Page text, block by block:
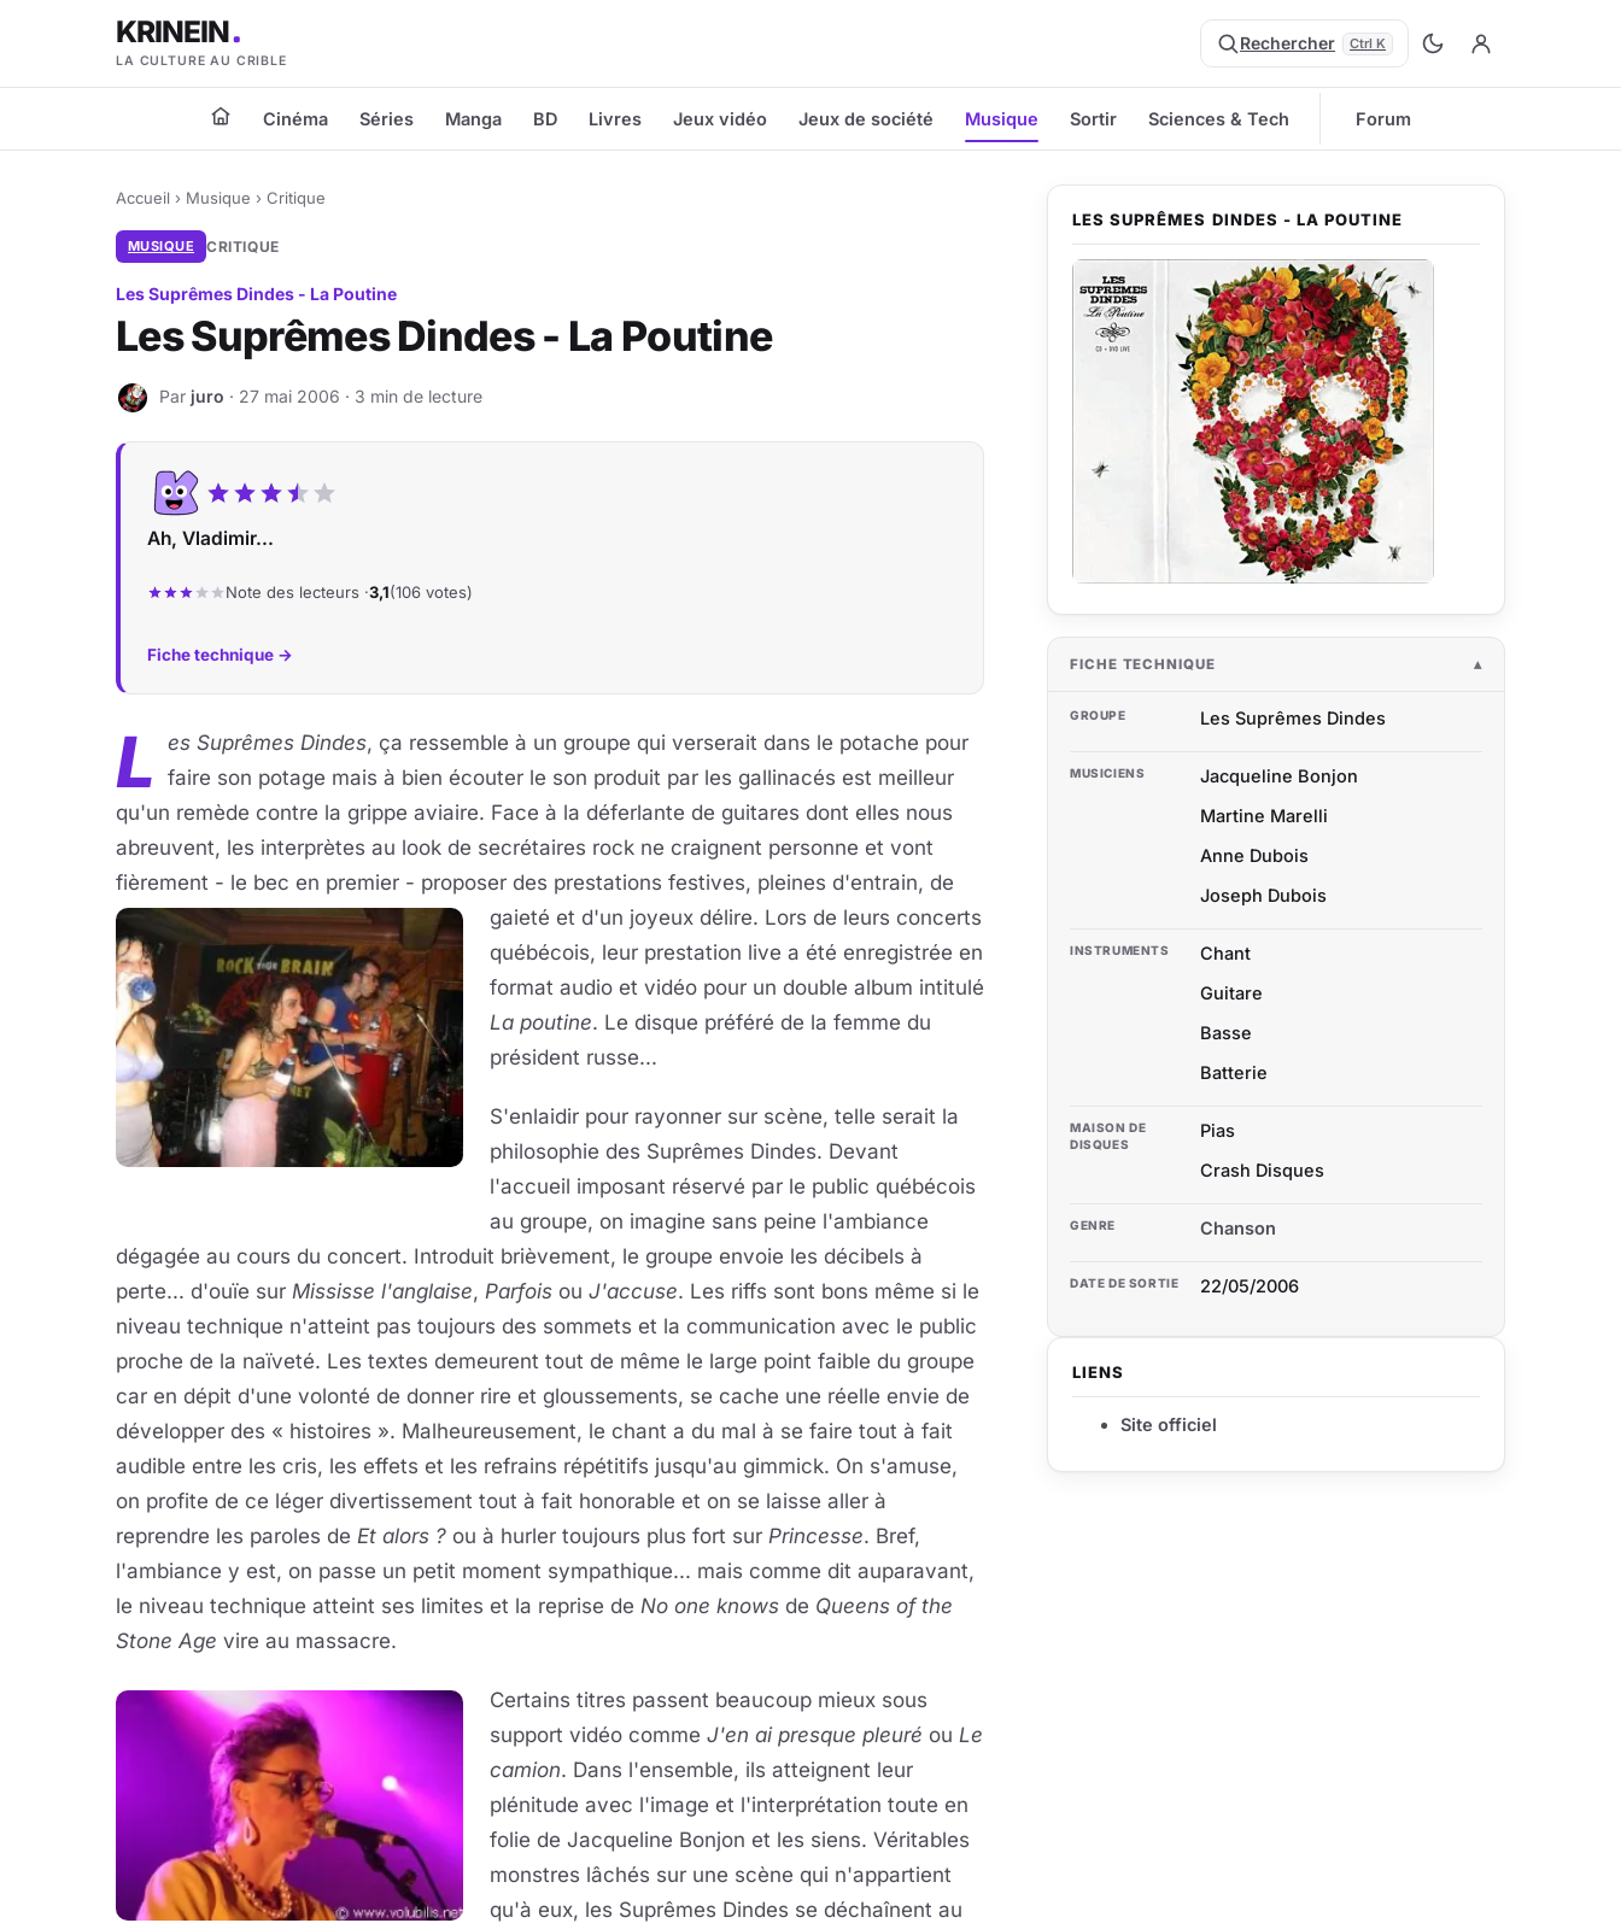
KRINEIN
LA CULTURE AU CRIBLE
Rechercher Ctrl K
Cinéma Séries Manga BD Livres Jeux vidéo Jeux de société Musique Sortir Sciences & Tech Forum
Accueil › Musique › Critique
MUSIQUE CRITIQUE
Les Suprêmes Dindes - La Poutine
Les Suprêmes Dindes - La Poutine
J Par juro · 27 mai 2006 · 3 min de lecture
Ah, Vladimir...
Note des lecteurs ·3,1(106 votes)
Fiche technique →
L es Suprêmes Dindes, ça ressemble à un groupe qui verserait dans le potache pour
faire son potage mais à bien écouter le son produit par les gallinacés est meilleur
qu'un remède contre la grippe aviaire. Face à la déferlante de guitares dont elles nous
abreuvent, les interprètes au look de secrétaires rock ne craignent personne et vont
fièrement - le bec en premier - proposer des prestations festives, pleines d'entrain, de
gaieté et d'un joyeux délire. Lors de leurs concerts
québécois, leur prestation live a été enregistrée en
format audio et vidéo pour un double album intitulé
La poutine. Le disque préféré de la femme du
président russe...
S'enlaidir pour rayonner sur scène, telle serait la
philosophie des Suprêmes Dindes. Devant
l'accueil imposant réservé par le public québécois
au groupe, on imagine sans peine l'ambiance
dégagée au cours du concert. Introduit brièvement, le groupe envoie les décibels à
perte... d'ouïe sur Mississe l'anglaise, Parfois ou J'accuse. Les riffs sont bons même si le
niveau technique n'atteint pas toujours des sommets et la communication avec le public
proche de la naïveté. Les textes demeurent tout de même le large point faible du groupe
car en dépit d'une volonté de donner rire et gloussements, se cache une réelle envie de
développer des « histoires ». Malheureusement, le chant a du mal à se faire tout à fait
audible entre les cris, les effets et les refrains répétitifs jusqu'au gimmick. On s'amuse,
on profite de ce léger divertissement tout à fait honorable et on se laisse aller à
reprendre les paroles de Et alors ? ou à hurler toujours plus fort sur Princesse. Bref,
l'ambiance y est, on passe un petit moment sympathique... mais comme dit auparavant,
le niveau technique atteint ses limites et la reprise de No one knows de Queens of the
Stone Age vire au massacre.
Certains titres passent beaucoup mieux sous
support vidéo comme J'en ai presque pleuré ou Le
camion. Dans l'ensemble, ils atteignent leur
plénitude avec l'image et l'interprétation toute en
folie de Jacqueline Bonjon et les siens. Véritables
monstres lâchés sur une scène qui n'appartient
qu'à eux, les Suprêmes Dindes se déchaînent au
LES SUPRÊMES DINDES - LA POUTINE
FICHE TECHNIQUE
GROUPE Les Suprêmes Dindes
MUSICIENS
Jacqueline Bonjon
Martine Marelli
Anne Dubois
Joseph Dubois
INSTRUMENTS
Chant
Guitare
Basse
Batterie
MAISON DE
DISQUES
Pias
Crash Disques
GENRE Chanson
DATE DE SORTIE 22/05/2006
LIENS
Site officiel